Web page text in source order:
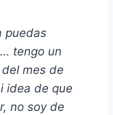
puedas
tengo un
mes de
idea de que
no soy de